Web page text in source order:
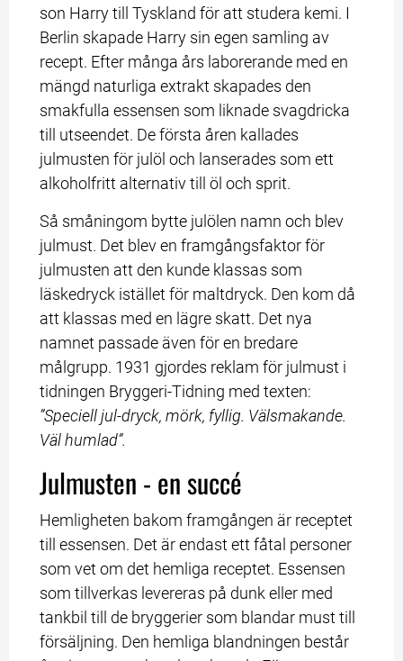
son Harry till Tyskland för att studera kemi. I
Berlin skapade Harry sin egen samling av
recept. Efter många års laborerande med en
mängd naturliga extrakt skapades den
smakfulla essensen som liknade svagdricka
till utseendet. De första åren kallades
julmusten för julöl och lanserades som ett
alkoholfritt alternativ till öl och sprit.
Så småningom bytte julölen namn och blev
julmust. Det blev en framgångsfaktor för
julmusten att den kunde klassas som
läskedryck istället för maltdryck. Den kom då
att klassas med en lägre skatt. Det nya
namnet passade även för en bredare
målgrupp. 1931 gjordes reklam för julmust i
”Speciell jul-dryck, mörk, fyllig. Välsmakande.
Väl humlad”.
Julmusten - en succé
Hemligheten bakom framgången är receptet
till essensen. Det är endast ett fåtal personer
som vet om det hemliga receptet. Essensen
som tillverkas levereras på dunk eller med
tankbil till de bryggerier som blandar must till
försäljning. Den hemliga blandningen består